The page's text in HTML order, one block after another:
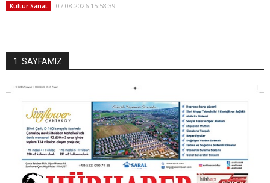
Kültür Sanat 07.08.2026 15:58:39
1. SAYFAMIZ